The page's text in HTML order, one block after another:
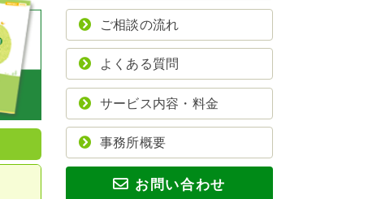
ご相談の流れ
よくある質問
サービス内容・料金
事務所概要
お問い合わせ